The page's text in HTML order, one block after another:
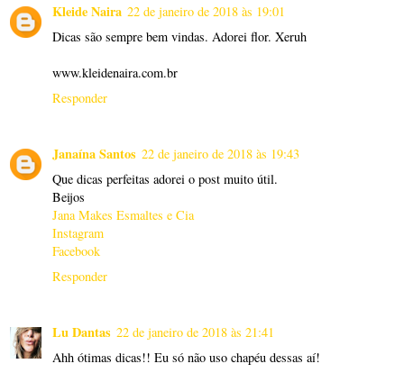
Kleide Naira 22 de janeiro de 2018 às 19:01
Dicas são sempre bem vindas. Adorei flor. Xeruh
www.kleidenaira.com.br
Responder
Janaína Santos 22 de janeiro de 2018 às 19:43
Que dicas perfeitas adorei o post muito útil.
Beijos
Jana Makes Esmaltes e Cia
Instagram
Facebook
Responder
Lu Dantas 22 de janeiro de 2018 às 21:41
Ahh ótimas dicas!! Eu só não uso chapéu dessas aí!